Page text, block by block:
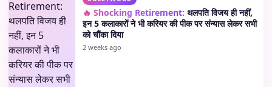
🔥 Shocking Retirement: थलपति विजय ही नहीं,
इन 5 कलाकारों ने भी करियर की पीक पर संन्यास लेकर सभी
को चौंका दिया
2 weeks ago